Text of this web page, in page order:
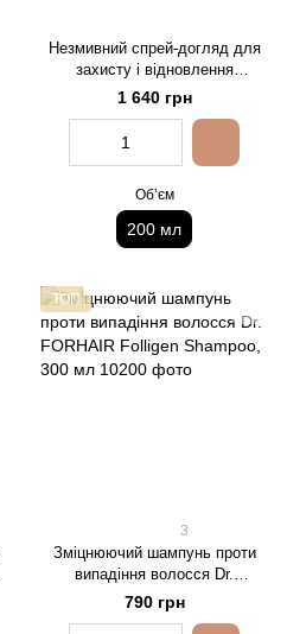
Незмивний спрей-догляд для
захисту і відновлення
пошкодженого волосся UNOVE
No-Wash Water Ampoule
Treatment
1 640 грн
Обʼєм
200 мл
ТОП
3
Зміцнюючий шампунь проти
випадіння волосся Dr.
FORHAIR Folligen Shampoo,
300 мл
790 грн